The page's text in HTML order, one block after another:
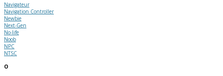
Navigateur
Navigation Controller
Newbie
Next-Gen
No-life
Noob
NPC
NTSC
O